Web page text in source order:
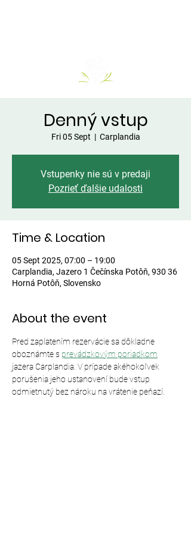
Denný vstup
Fri 05 Sept
  |
Carplandia
Vstupenky nie sú v predaji
Pozrieť ďalšie udalosti
Time & Location
05 Sept 2025, 07:00 – 19:00
Carplandia, Jazero 1 Čečínska Potôň, 930 36
Horná Potôň, Slovensko
About the event
Pred zaplatením rezervácie sa dôkladne
oboznámte s prevádzkovým poriadkom
jazera Carplandia. V prípade akéhokoľvek
porušenia jeho ustanovení bude vstup
odmietnutý bez nároku na vrátenie peňazí.